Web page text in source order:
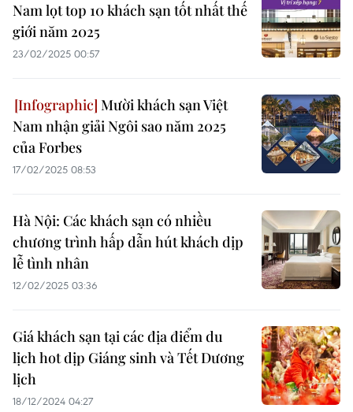
Nam lọt top 10 khách sạn tốt nhất thế
giới năm 2025
23/02/2025 00:57
Mười khách sạn Việt
Nam nhận giải Ngôi sao năm 2025
của Forbes
17/02/2025 08:53
Hà Nội: Các khách sạn có nhiều
chương trình hấp dẫn hút khách dịp
lễ tình nhân
12/02/2025 03:36
Giá khách sạn tại các địa điểm du
lịch hot dịp Giáng sinh và Tết Dương
lịch
18/12/2024 04:27